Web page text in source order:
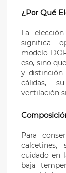
¿Por Qué
La
significa
modelo
eso, sino
y distinción
cálidas,
ventilación
Para
calcetines,
cuidado en
baja